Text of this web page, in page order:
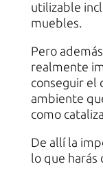
utilizable
muebles.
Pero
realmente
conseguir el
ambiente
como
De allí la
lo que harás